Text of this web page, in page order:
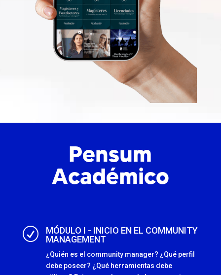
Pensum
Académico
R
MÓDULO I - INICIO EN EL COMMUNITY
MANAGEMENT
¿Quién es el community manager? ¿Qué perfil
debe poseer? ¿Qué herramientas debe